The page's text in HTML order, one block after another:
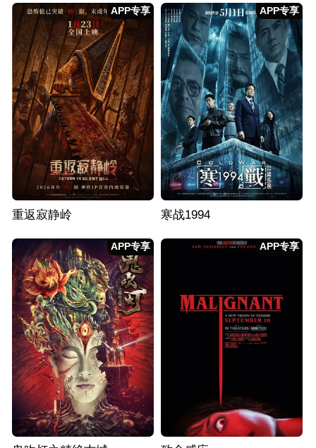
APP专享
重返寂静岭
APP专享
寒战1994
APP专享 APP专享